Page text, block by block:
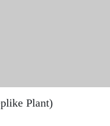
Plant)